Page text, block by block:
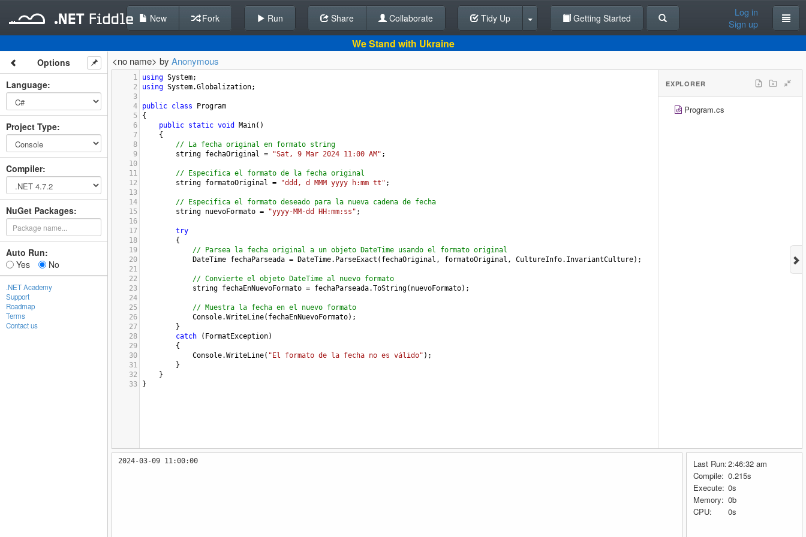
Back To Editor
New Fork Run Share Collaborate Tidy Up Getting Started
Log in
Sign up
We Stand with Ukraine
Options
Language:
Project Type:
Compiler:
NuGet Packages:
Auto Run:
Yes
No
.NET Academy
Support
Roadmap
Terms
Contact us
<no name> by Anonymous
1 using System;
2
using System.Globalization;
3
4
public class
Program
5
{
6
public static void Main()
7
    {
8
// La fecha original en formato string
9
string fechaOriginal = "Sat, 9 Mar 2024 11:00 AM" ;
10
11
// Especifica el formato de la fecha original
12
string formatoOriginal = "ddd, d MMM yyyy h:mm tt" ;
13
14
// Especifica el formato deseado para la nueva cadena de fecha
15
string nuevoFormato = "yyyy-MM-dd HH:mm:ss" ;
16
17
try
18
        {
19
// Parsea la fecha original a un objeto DateTime usando el formato original
20
DateTime fechaParseada = DateTime. ParseExact ( fechaOriginal , formatoOriginal , CultureInfo. InvariantCulture);
21
22
// Convierte el objeto DateTime al nuevo formato
23
string fechaEnNuevoFormato = fechaParseada.ToString( nuevoFormato);
24
25
// Muestra la fecha en el nuevo formato
26
Console.WriteLine( fechaEnNuevoFormato);
27
        }
28
catch ( FormatException)
29
        {
30
Console.WriteLine( "El formato de la fecha no es válido" );
31
        }
32
    }
33
}
EXPLORER
Program.cs
2024-03-09 11:00:00 Last Run:2:46:32 am
Compile: 0.215s
Execute: 0s
Memory: 0b
CPU:
0s